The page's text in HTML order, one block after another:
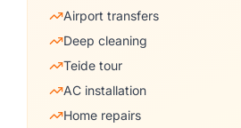
Airport transfers
Deep cleaning
Teide tour
AC installation
Home repairs